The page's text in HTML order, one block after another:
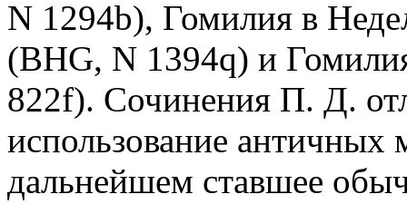
N 1294b), Гомилия в
(BHG, N 1394q) и
822f). Сочинения П. Д.
использование
дальнейшем ставшее